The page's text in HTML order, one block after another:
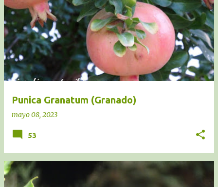
Punica Granatum (Granado)
mayo 08, 2023
53